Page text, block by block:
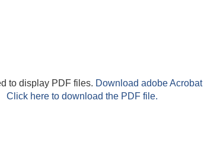
to display PDF files. Download adobe Acrobat
Click here to download the PDF file.